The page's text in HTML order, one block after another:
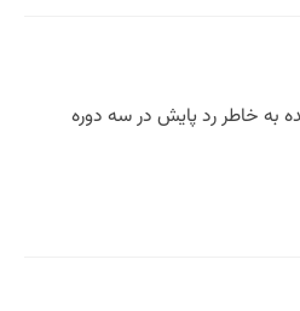
به خاطر رد پایش در سه دوره